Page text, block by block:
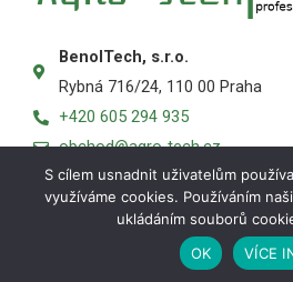
BenolTech, s.r.o.
Rybná 716/24, 110 00 Praha
+420 605 294 935
obchod@agro-tech.cz
S cílem usnadnit uživatelům
využíváme cookies. Používáním
ukládáním souborů
OK
VÍCE